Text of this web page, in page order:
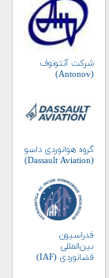
شرکت آنتونوف
(Antonov)
گروه هوانوردی داسو
(Dassault Aviation)
فدراسیون
بین‌المللی
فضانوردی (IAF)